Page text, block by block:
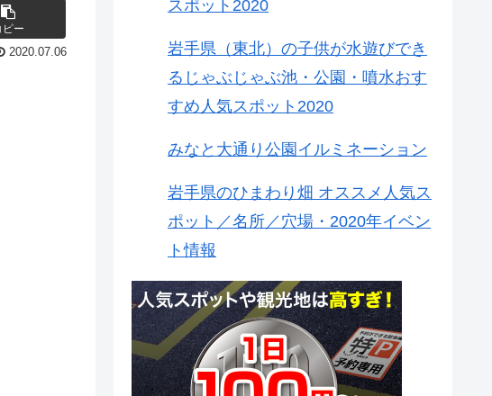
ピー
2020.07.06
スポット2020
岩手県（東北）の子供が水遊びでき
るじゃぶじゃぶ池・公園・噴水おす
すめ人気スポット2020
みなと大通り公園イルミネーション
岩手県のひまわり畑 オススメ人気ス
ポット／名所／穴場・2020年イベン
ト情報